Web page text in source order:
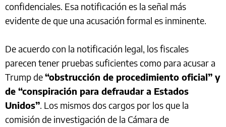
confidenciales. Esa notificación es la señal más
evidente de que una acusación formal es inminente.
De acuerdo con la notificación legal, los fiscales
parecen tener pruebas suficientes como para acusar a
Trump de“obstrucción de procedimiento oficial” y
de “conspiración para defraudar a Estados
Unidos”. Los mismos dos cargos por los que la
comisión de investigación de la Cámara de